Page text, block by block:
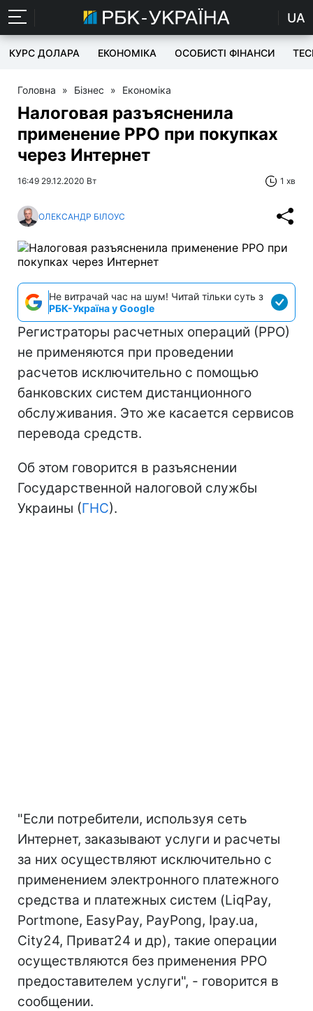
UA
КУРС ДОЛАРА ЕКОНОМІКА ОСОБИСТІ ФІНАНСИ
Головна » Бізнес » Економіка
Налоговая разъясненила
применение РРО при покупках
через Интернет
16:49 29.12.2020 Вт 1 хв
ОЛЕКСАНДР БІЛОУС
Не витрачай час на шум! Читай тільки суть з
РБК-Україна у Google
Регистраторы расчетных операций (РРО)
не применяются при проведении
расчетов исключительно с помощью
банковских систем дистанционного
обслуживания. Это же касается сервисов
перевода средств.
Об этом говорится в разъяснении
Государственной налоговой службы
Украины (ГНС).
"Если потребители, используя сеть
Интернет, заказывают услуги и расчеты
за них осуществляют исключительно с
применением электронного платежного
средства и платежных систем (LiqPay,
Portmone, EasyPay, PayPong, Ipay.ua,
City24, Приват24 и др), такие операции
осуществляются без применения РРО
предоставителем услуги", - говорится в
сообщении.